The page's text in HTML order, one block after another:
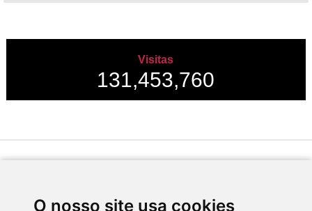
O nosso site usa cookies
Visitas
131,453,760